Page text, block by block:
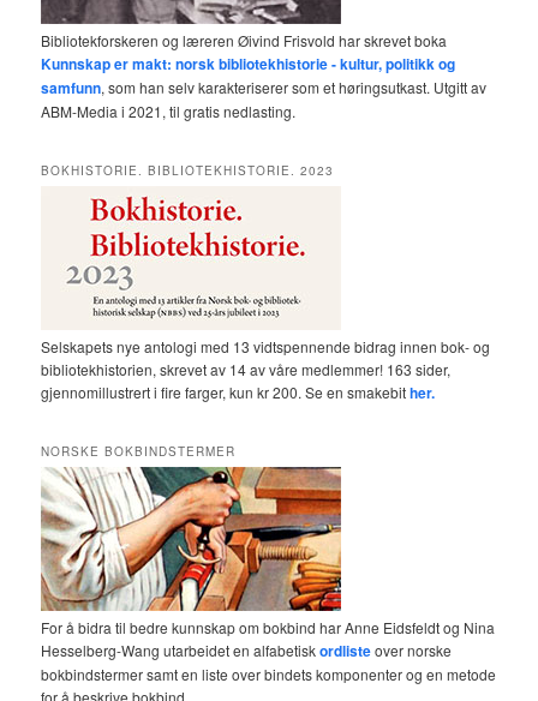
Bibliotekforskeren og læreren Øivind Frisvold har skrevet boka
Kunnskap er makt: norsk bibliotekhistorie - kultur, politikk og
samfunn, som han selv karakteriserer som et høringsutkast. Utgitt av
ABM-Media i 2021, til gratis nedlasting.
BOKHISTORIE. BIBLIOTEKHISTORIE. 2023
Selskapets nye antologi med 13 vidtspennende bidrag innen bok- og
bibliotekhistorien, skrevet av 14 av våre medlemmer! 163 sider,
gjennomillustrert i fire farger, kun kr 200. Se en smakebither.
NORSKE BOKBINDSTERMER
For å bidra til bedre kunnskap om bokbind har Anne Eidsfeldt og Nina
Hesselberg-Wang utarbeidet en alfabetiskordlisteover norske
bokbindstermer samt en liste over bindets komponenter og en metode
for å beskrive bokbind.